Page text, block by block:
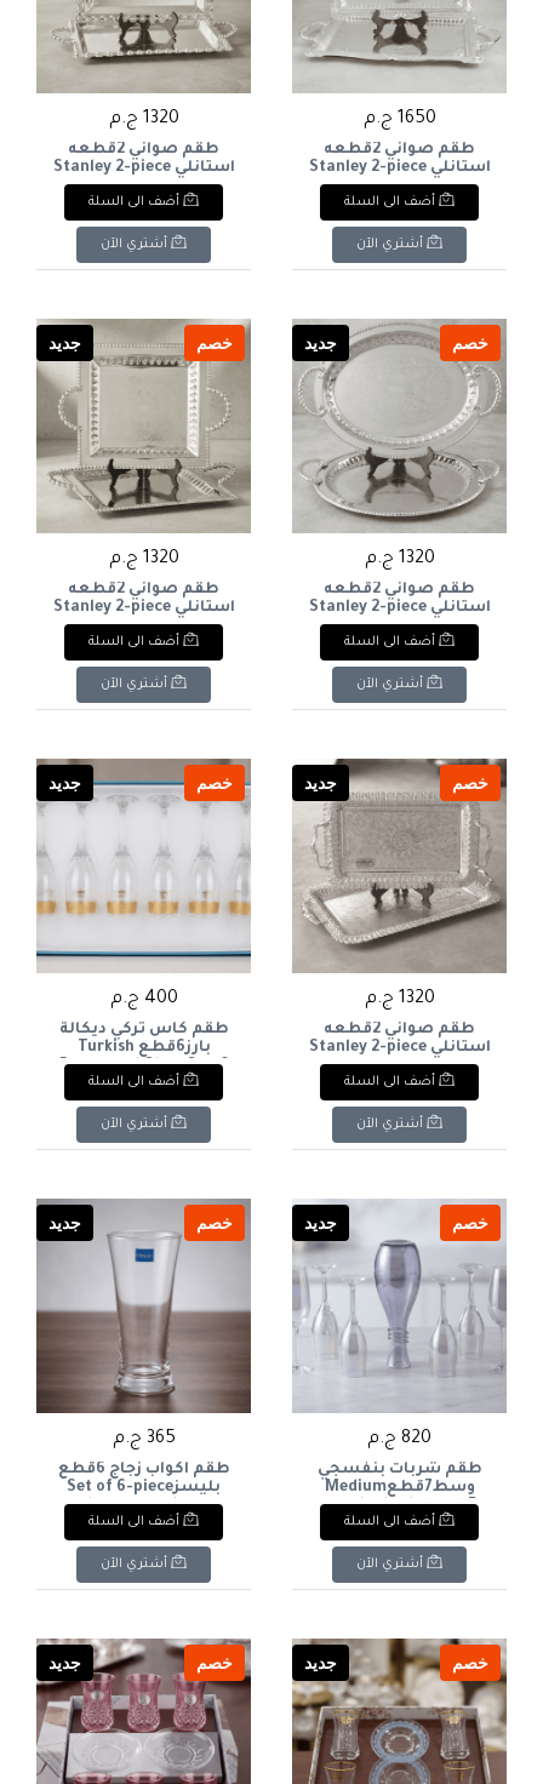
1650 ج.م
طقم صواني 2قطعه
استانلي Stanley 2-piece
tray set
أضف الى السلة
أشتري الآن
1320 ج.م
طقم صواني 2قطعه
استانلي Stanley 2-piece
tray set
أضف الى السلة
أشتري الآن
خصم جديد
1320 ج.م
طقم صواني 2قطعه
استانلي Stanley 2-piece
tray set
أضف الى السلة
أشتري الآن
خصم جديد
1320 ج.م
طقم صواني 2قطعه
استانلي Stanley 2-piece
tray set
أضف الى السلة
أشتري الآن
خصم جديد
1320 ج.م
طقم صواني 2قطعه
استانلي Stanley 2-piece
tray set
أضف الى السلة
أشتري الآن
خصم جديد
400 ج.م
طقم كاس تركي ديكالة
بارز6قطع Turkish
Decorated Glass Set, 6
Pieces
أضف الى السلة
أشتري الآن
خصم جديد
820 ج.م
طقم شربات بنفسجي
وسط7قطعMedium
purple sherbet set, 7
pieces
أضف الى السلة
أشتري الآن
خصم جديد
365 ج.م
طقم اكواب زجاج 6قطع
بليسزSet of 6-piece
glass cups, please
أضف الى السلة
أشتري الآن
خصم جديد خصم جديد